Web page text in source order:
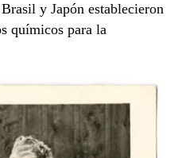
y Japón establecieron
químicos para la